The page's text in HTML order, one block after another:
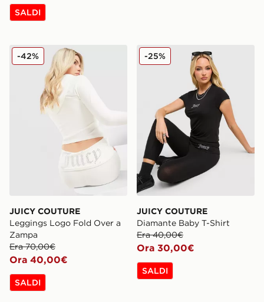
SALDI
JUICY COUTURE Leggings Logo Fold Over a Zampa
JUICY COUTURE
Leggings Logo Fold Over a
Zampa
Era 70,00€
Ora 40,00€
-42%
SALDI
JUICY COUTURE
JUICY COUTURE
Diamante Baby T-Shirt
Era 40,00€
Ora 30,00€
-25%
SALDI